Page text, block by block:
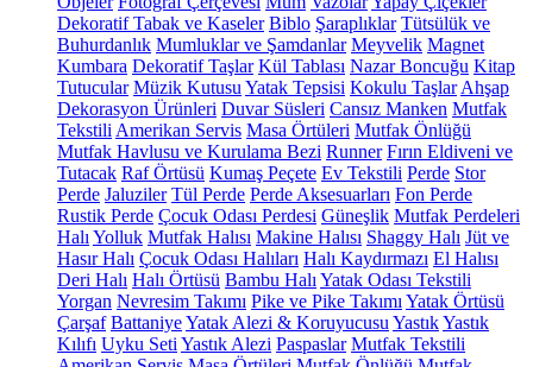
Dekoratif Tabak ve Kaseler Biblo Şaraplıklar Tütsülük ve
Buhurdanlık Mumluklar ve Şamdanlar Meyvelik Magnet
Kumbara Dekoratif Taşlar Kül Tablası Nazar Boncuğu Kitap
Tutucular Müzik Kutusu Yatak Tepsisi Kokulu Taşlar Ahşap
Dekorasyon Ürünleri Duvar Süsleri Cansız Manken Mutfak
Tekstili Amerikan Servis Masa Örtüleri Mutfak Önlüğü
Mutfak Havlusu ve Kurulama Bezi Runner Fırın Eldiveni ve
Tutacak Raf Örtüsü Kumaş Peçete Ev Tekstili Perde Stor
Perde Jaluziler Tül Perde Perde Aksesuarları Fon Perde
Rustik Perde Çocuk Odası Perdesi Güneşlik Mutfak Perdeleri
Halı Yolluk Mutfak Halısı Makine Halısı Shaggy Halı Jüt ve
Hasır Halı Çocuk Odası Halıları Halı Kaydırmazı El Halısı
Deri Halı Halı Örtüsü Bambu Halı Yatak Odası Tekstili
Yorgan Nevresim Takımı Pike ve Pike Takımı Yatak Örtüsü
Çarşaf BattaniyeYatak Alezi & Koruyucusu YastıkYastık
Kılıfı Uyku Seti Yastık Alezi Paspaslar Mutfak Tekstili